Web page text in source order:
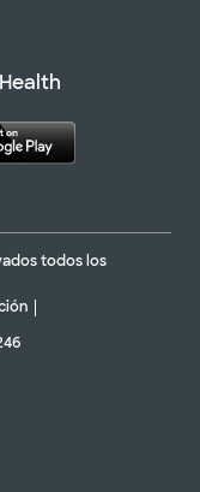
todos los